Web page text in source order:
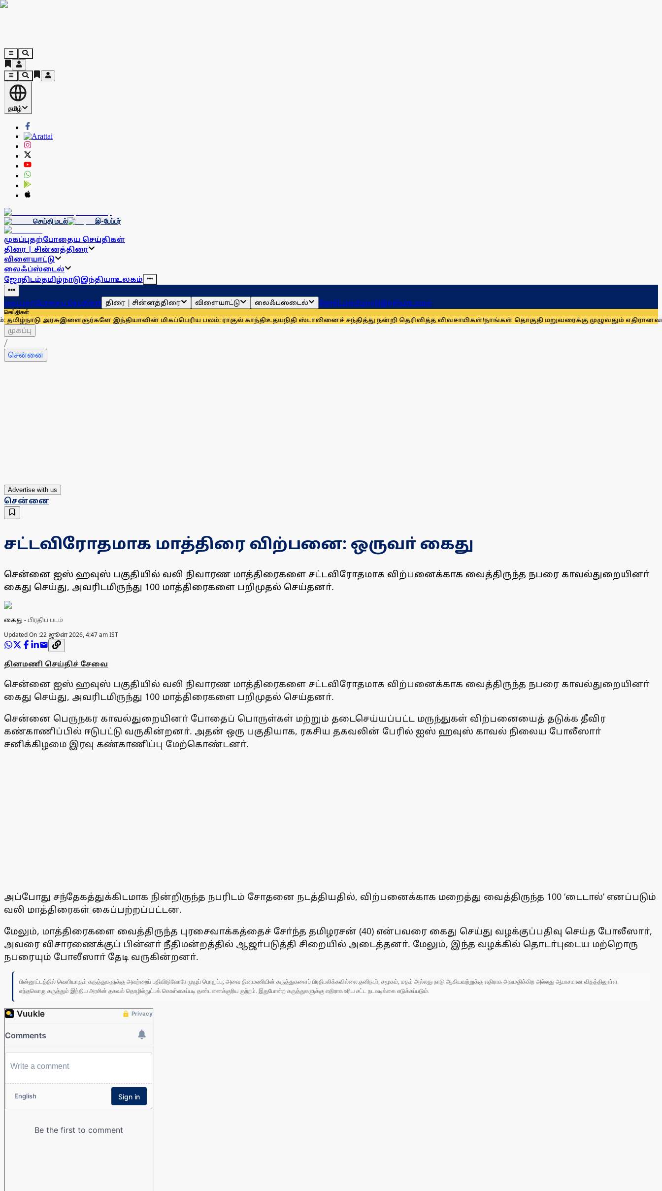
தமிழ்
செய்தி மடல் இ-பேப்பர்
முகப்புதற்போதைய செய்திகள்
திரை | சின்னத்திரை
விளையாட்டு
லைஃப்ஸ்டைல்
ஜோதிடம்தமிழ்நாடுஇந்தியாஉலகம்
முகப்புதற்போதைய செய்திகள் திரை | சின்னத்திரை விளையாட்டு லைஃப்ஸ்டைல் ஜோதிடம்தமிழ்நாடுஇந்தியாஉலகம்
செய்திகள்
அரசுஇளைஞர்களே இந்தியாவின் மிகப்பெரிய பலம்: ராகுல் காந்திஉதயநிதி ஸ்டாலினைச் சந்தித்து நன்றி தெரிவித்த விவசாயிகள்!நாங்கள் தொகுதி மறுவரைக்கு முழுவதும் எதிரானவர்கள்
முகப்பு
/
சென்னை
Advertise with us
சென்னை
சட்டவிரோதமாக மாத்திரை விற்பனை: ஒருவா் கைது
சென்னை ஐஸ் ஹவுஸ் பகுதியில் வலி நிவாரண மாத்திரைகளை சட்டவிரோதமாக விற்பனைக்காக வைத்திருந்த நபரை காவல்துறையினா்
கைது செய்து, அவரிடமிருந்து 100 மாத்திரைகளை பறிமுதல் செய்தனா்.
கைது - பிரதிப் படம்
Updated On :22 ஜூன் 2026, 4:47 am IST
தினமணி செய்திச் சேவை
சென்னை ஐஸ் ஹவுஸ் பகுதியில் வலி நிவாரண மாத்திரைகளை சட்டவிரோதமாக விற்பனைக்காக வைத்திருந்த நபரை காவல்துறையினா்
கைது செய்து, அவரிடமிருந்து 100 மாத்திரைகளை பறிமுதல் செய்தனா்.
சென்னை பெருநகர காவல்துறையினா் போதைப் பொருள்கள் மற்றும் தடைசெய்யப்பட்ட மருந்துகள் விற்பனையைத் தடுக்க தீவிர
கண்காணிப்பில் ஈடுபட்டு வருகின்றனா். அதன் ஒரு பகுதியாக, ரகசிய தகவலின் பேரில் ஐஸ் ஹவுஸ் காவல் நிலைய போலீஸாா்
சனிக்கிழமை இரவு கண்காணிப்பு மேற்கொண்டனா்.
அப்போது சந்தேகத்துக்கிடமாக நின்றிருந்த நபரிடம் சோதனை நடத்தியதில், விற்பனைக்காக மறைத்து வைத்திருந்த 100 ‘டைடால்’ எனப்படும்
வலி மாத்திரைகள் கைப்பற்றப்பட்டன.
மேலும், மாத்திரைகளை வைத்திருந்த புரசைவாக்கத்தைச் சோ்ந்த தமிழரசன் (40) என்பவரை கைது செய்து வழக்குப்பதிவு செய்த போலீஸாா்,
அவரை விசாரணைக்குப் பின்னா் நீதிமன்றத்தில் ஆஜா்படுத்தி சிறையில் அடைத்தனா். மேலும், இந்த வழக்கில் தொடா்புடைய மற்றொரு
நபரையும் போலீஸாா் தேடி வருகின்றனா்.
பின்னூட்டத்தில் வெளியாகும் கருத்துகளுக்கு அவற்றைப் பதிவிடுவோரே முழுப் பொறுப்பு; அவை தினமணியின் கருத்துகளைப் பிரதிபலிக்கவில்லை.தனிநபர், சமூகம், மதம் அல்லது நாடு ஆகியவற்றுக்கு எதிராக அவமதிக்கிற அல்லது ஆபாசமான விதத்திலுள்ள
எந்தவொரு கருத்தும் இந்திய அரசின் தகவல் தொழில்நுட்பக் கொள்கைப்படி தண்டனைக்குரிய குற்றம். இதுபோன்ற கருத்துகளுக்கு எதிராக உரிய சட்ட நடவடிக்கை எடுக்கப்படும்.